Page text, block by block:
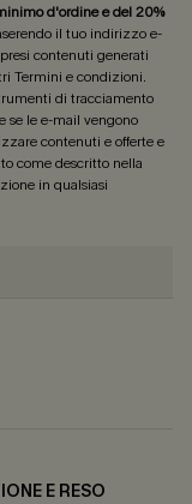
d'ordine e del 20%
il tuo indirizzo e-
contenuti generati
Termini e condizioni.
di tracciamento
se le e-mail vengono
contenuti e offerte e
come descritto nella
in qualsiasi
E RESO